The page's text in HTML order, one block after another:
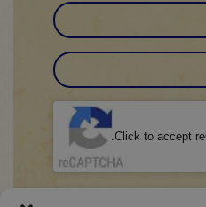
Click to accept